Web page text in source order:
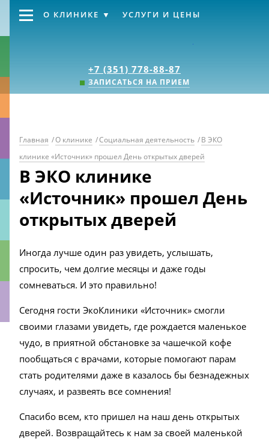
+7 (351) 778-88-87
ЗАПИСАТЬСЯ НА ПРИЕМ
О КЛИНИКЕ УСЛУГИ И ЦЕНЫ
Главная /О клинике /Социальная деятельность /В ЭКО
клинике «Источник» прошел День открытых дверей
В ЭКО клинике
«Источник» прошел День
открытых дверей
Иногда лучше один раз увидеть, услышать,
спросить, чем долгие месяцы и даже годы
сомневаться. И это правильно!
Сегодня гости ЭкоКлиники «Источник» смогли
своими глазами увидеть, где рождается маленькое
чудо, в приятной обстановке за чашечкой кофе
пообщаться с врачами, которые помогают парам
стать родителями даже в казалось бы безнадежных
случаях, и развеять все сомнения!
Спасибо всем, кто пришел на наш день открытых
дверей. Возвращайтесь к нам за своей маленькой